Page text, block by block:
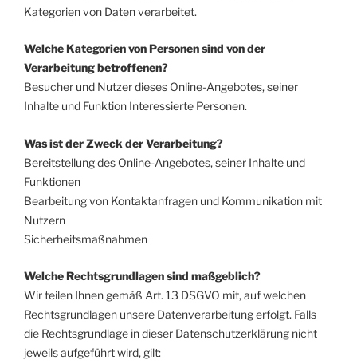
Kategorien von Daten verarbeitet.
Welche Kategorien von Personen sind von der
Verarbeitung betroffenen?
Besucher und Nutzer dieses Online-Angebotes, seiner
Inhalte und Funktion Interessierte Personen.
Was ist der Zweck der Verarbeitung?
Bereitstellung des Online-Angebotes, seiner Inhalte und
Funktionen
Bearbeitung von Kontaktanfragen und Kommunikation mit
Nutzern
Sicherheitsmaßnahmen
Welche Rechtsgrundlagen sind maßgeblich?
Wir teilen Ihnen gemäß Art. 13 DSGVO mit, auf welchen
Rechtsgrundlagen unsere Datenverarbeitung erfolgt. Falls
die Rechtsgrundlage in dieser Datenschutzerklärung nicht
jeweils aufgeführt wird, gilt: